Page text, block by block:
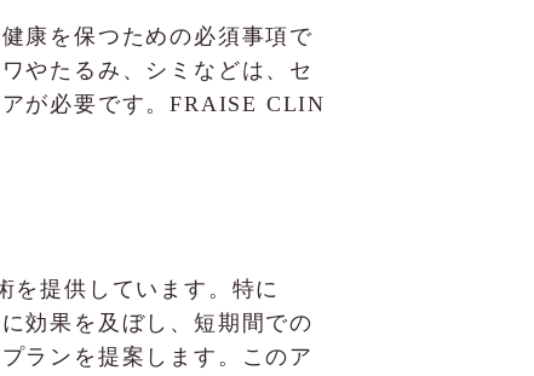
康を保つための必須事項で
やたるみ、シミなどは、セ
が必要です。FRAISE CLIN
提供しています。特に
効果を及ぼし、短期間での
ランを提案します。このア